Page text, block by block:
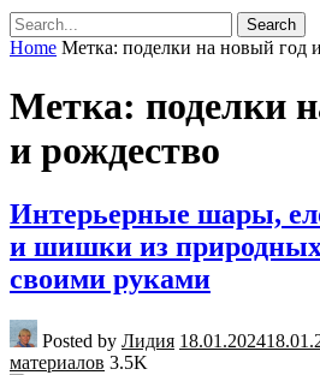
Search
for:
Search
Home Метка: поделки на новый год
Метка: поделки
и рождество
Интерьерные шары,
и шишки из природных
своими руками
Posted by Лидия 18.01.2024
материалов 3.5K